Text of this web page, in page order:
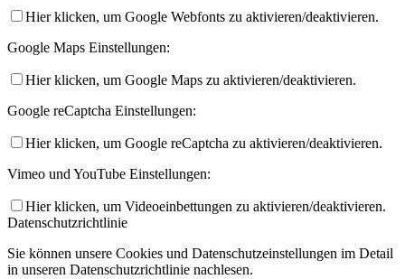
Hier klicken, um Google Webfonts zu aktivieren/deaktivieren.
Google Maps Einstellungen:
Hier klicken, um Google Maps zu aktivieren/deaktivieren.
Google reCaptcha Einstellungen:
Hier klicken, um Google reCaptcha zu aktivieren/deaktivieren.
Vimeo und YouTube Einstellungen:
Hier klicken, um Videoeinbettungen zu aktivieren/deaktivieren.
Datenschutzrichtlinie
Sie können unsere Cookies und Datenschutzeinstellungen im Detail
in unseren Datenschutzrichtlinie nachlesen.